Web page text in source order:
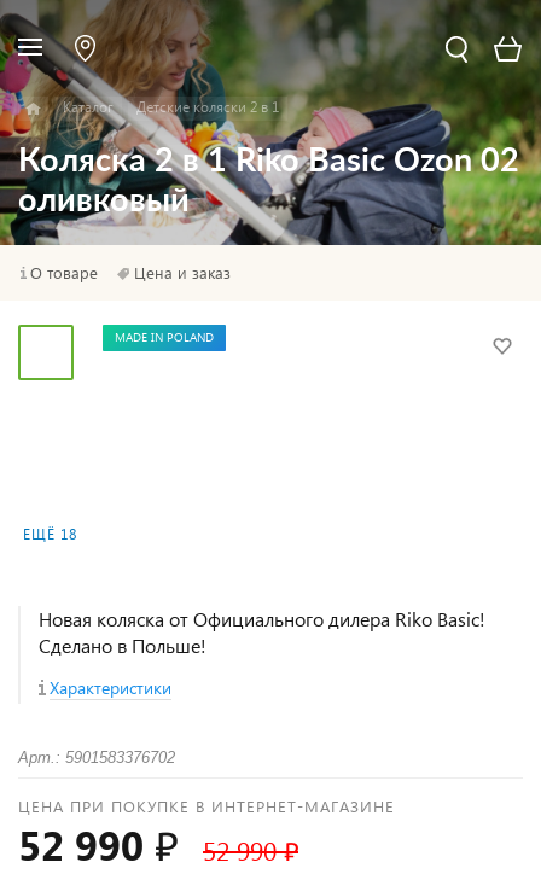
Каталог Детские коляски 2 в 1
Коляска 2 в 1 Riko Basic Ozon 02
оливковый
О товаре Цена и заказ
ЕЩЁ 18
MADE IN POLAND
Новая коляска от Официального дилера Riko Basic!
Сделано в Польше!
Характеристики
Арт.: 5901583376702
ЦЕНА ПРИ ПОКУПКЕ В ИНТЕРНЕТ-МАГАЗИНЕ
52 990 ₽ 52 990 ₽